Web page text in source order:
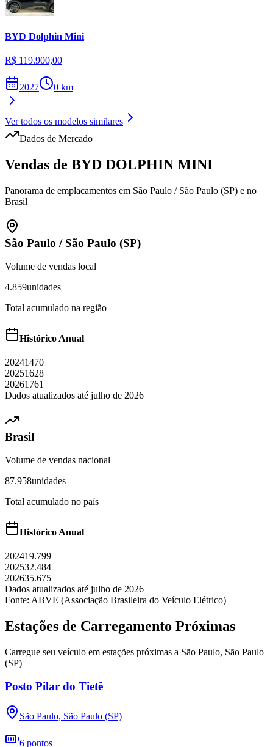
BYD Dolphin Mini
R$ 119.900,00
2027 0 km
Ver todos os modelos similares
Dados de Mercado
Vendas de BYD DOLPHIN MINI
Panorama de emplacamentos em São Paulo / São Paulo (SP) e no
Brasil
São Paulo / São Paulo (SP)
Volume de vendas local
4.859unidades
Total acumulado na região
Histórico Anual
20241470
20251628
20261761
Dados atualizados até julho de 2026
Brasil
Volume de vendas nacional
87.958unidades
Total acumulado no país
Histórico Anual
202419.799
202532.484
202635.675
Dados atualizados até julho de 2026
Fonte: ABVE (Associação Brasileira do Veículo Elétrico)
Estações de Carregamento Próximas
Carregue seu veículo em estações próximas a São Paulo, São Paulo
(SP)
Posto Pilar do Tietê
São Paulo, São Paulo (SP)
6 pontos